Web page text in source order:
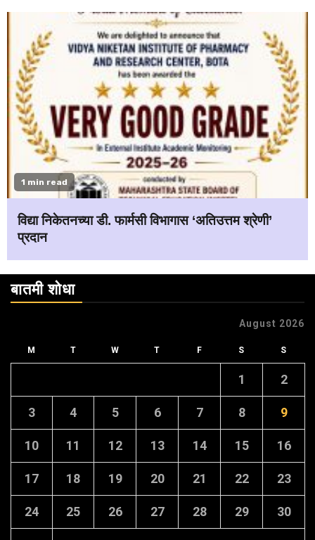
1 min read
विद्या निकेतनच्या डी. फार्मसी विभागास ‘अतिउत्तम श्रेणी’
प्रदान
बातमी शोधा
August 2026
M T W T F S S
1 2
3 4 5 6 7 8 9
10 11 12 13 14 15 16
17 18 19 20 21 22 23
24 25 26 27 28 29 30